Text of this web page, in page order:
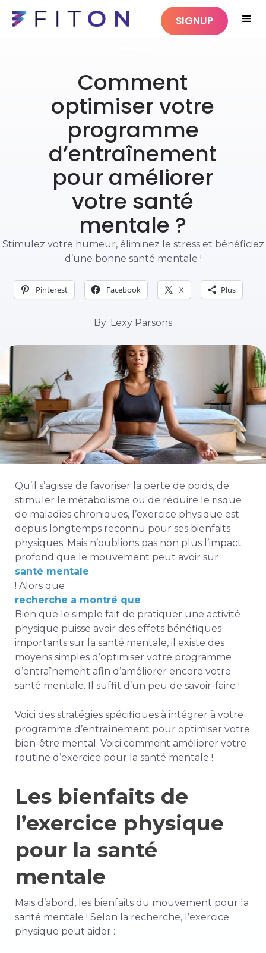
SIGNUP
Comment
optimiser votre
programme
d’entraînement
pour améliorer
votre santé
mentale ?
Stimulez votre humeur, éliminez le stress et bénéficiez
d’une bonne santé mentale !
Pinterest Facebook X Plus
By: Lexy Parsons
Qu’il s’agisse de favoriser la perte de poids, de
stimuler le métabolisme ou de réduire le risque
de maladies chroniques, l’exercice physique est
depuis longtemps reconnu pour ses bienfaits
physiques. Mais n’oublions pas non plus l’impact
profond que le mouvement peut avoir sur
santé mentale
! Alors que
recherche a montré que
Bien que le simple fait de pratiquer une activité
physique puisse avoir des effets bénéfiques
importants sur la santé mentale, il existe des
moyens simples d’optimiser votre programme
d’entraînement afin d’améliorer encore votre
santé mentale. Il suffit d’un peu de savoir-faire !
Voici des stratégies spécifiques à intégrer à votre
programme d’entraînement pour optimiser votre
bien-être mental. Voici comment améliorer votre
routine d’exercice pour la santé mentale !
Les bienfaits de
l’exercice physique
pour la santé
mentale
Mais d’abord, les bienfaits du mouvement pour la
santé mentale ! Selon la recherche, l’exercice
physique peut aider :